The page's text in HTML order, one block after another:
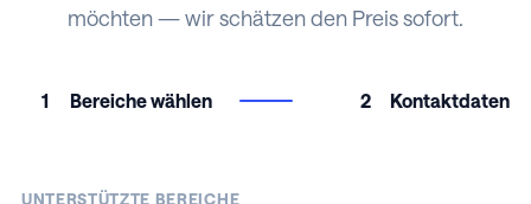
möchten — wir schätzen den Preis sofort.
1 Bereiche wählen 2 Kontaktdaten
UNTERSTÜTZTE BEREICHE